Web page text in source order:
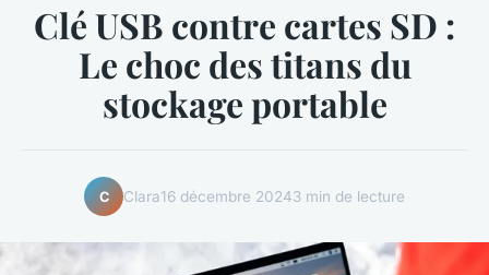
Clé USB contre cartes SD :
Le choc des titans du
stockage portable
C Clara16 décembre 20243 min de lecture